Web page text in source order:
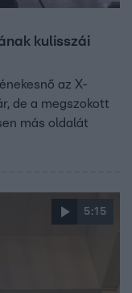
kulisszái
az X-
de a megszokott
más oldalát
5:15